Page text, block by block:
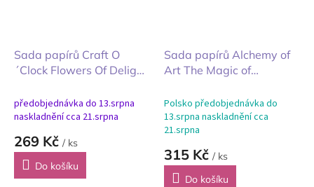
Sada papírů Craft O
´Clock Flowers Of Delight
předobjednávka do 13.srpna
naskladnění cca 21.srpna
269 Kč / ks
Do košíku
Sada papírů Alchemy of
Art The Magic of
prosince 20x20cm 24ks
Polsko předobjednávka do
13.srpna naskladnění cca
21.srpna
315 Kč / ks
Do košíku